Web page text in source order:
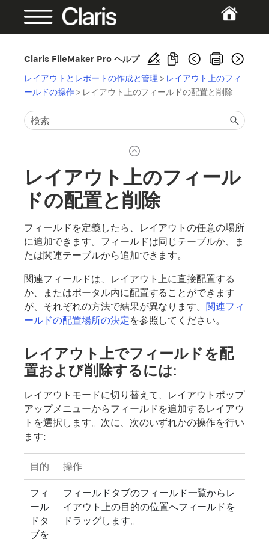
Claris FileMaker Pro ヘルプ
レイアウトとレポートの作成と管理 > レイアウト上のフィ
ールドの操作> レイアウト上のフィールドの配置と削除
レイアウト上のフィール
ドの配置と削除
フィールドを定義したら、レイアウトの任意の場所
に追加できます。フィールドは同じテーブルか、ま
たは関連テーブルから追加できます。
関連フィールドは、レイアウト上に直接配置する
か、またはポータル内に配置することができます
が、それぞれの方法で結果が異なります。関連フィ
ールドの配置場所の決定を参照してください。
レイアウト上でフィールドを配
置および削除するには:
レイアウトモードに切り替えて、レイアウトポップ
アップメニューからフィールドを追加するレイアウ
トを選択します。次に、次のいずれかの操作を行い
ます:
目的 操作
フィ
ール
ドタ
ブを
フィールドタブのフィールド一覧からレ
イアウト上の目的の位置へフィールドを
ドラッグします。